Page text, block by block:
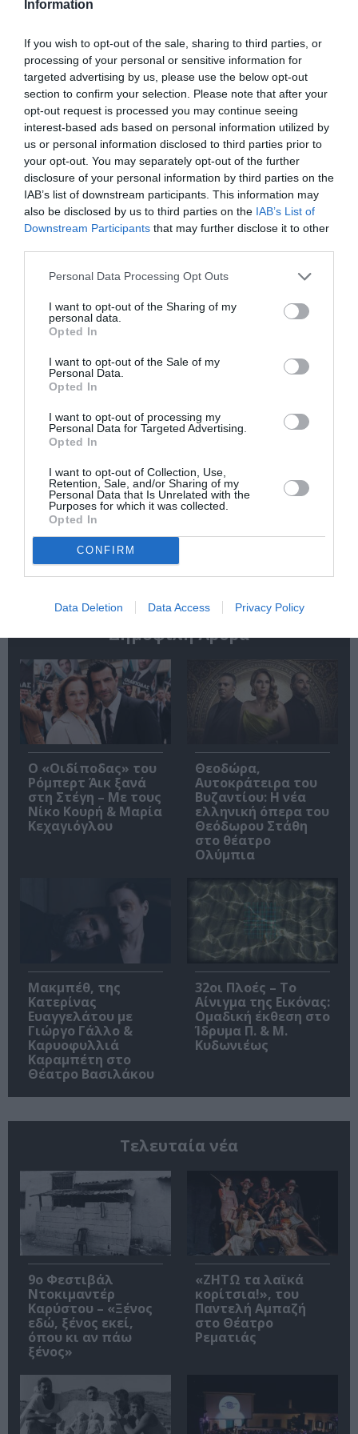
Information
If you wish to opt-out of the sale, sharing to third parties, or
processing of your personal or sensitive information for
targeted advertising by us, please use the below opt-out
section to confirm your selection. Please note that after your
opt-out request is processed you may continue seeing
interest-based ads based on personal information utilized by
us or personal information disclosed to third parties prior to
your opt-out. You may separately opt-out of the further
disclosure of your personal information by third parties on the
IAB’s list of downstream participants. This information may
also be disclosed by us to third parties on the IAB’s List of
Downstream Participants that may further disclose it to other
Personal Data Processing Opt Outs
I want to opt-out of the Sharing of my
personal data.
Opted In
I want to opt-out of the Sale of my
Personal Data.
Opted In
I want to opt-out of processing my
Personal Data for Targeted Advertising.
Opted In
I want to opt-out of Collection, Use,
Retention, Sale, and/or Sharing of my
Personal Data that Is Unrelated with the
Purposes for which it was collected.
Opted In
CONFIRM
Data Deletion Data Access Privacy Policy
Σχετικά Άρθρα
παιχνίδι της χαράς,
της Κάρμεν
Ρουγγέρη στο 55ο
Φεστιβάλ Ολύμπου
2026
Cinema – Αύγουστος
2026
O κύριος Βρομύλος,
Ουάλιαμς σε
σκηνοθεσία
Δημήτρη Δεγαΐτη
στο 12ο Διεθνές
Φεστιβάλ Άνδρου
Ζωρζ Σαρή σε
σκηνοθεσία
Αθανασίας
Κινηματογράφο
Δημοφιλή Άρθρα
O «Οιδίποδας» του
Ρόμπερτ Άικ ξανά
στη Στέγη – Με τους
Νίκο Κουρή & Μαρία
Κεχαγιόγλου
Θεοδώρα,
Αυτοκράτειρα του
Βυζαντίου: Η νέα
ελληνική όπερα του
Θεόδωρου Στάθη
στο θέατρο
Ολύμπια
Μακμπέθ, της
Κατερίνας
Ευαγγελάτου με
Γιώργο Γάλλο &
Καρυοφυλλιά
Καραμπέτη στο
Θέατρο Βασιλάκου
32οι Πλοές – Το
Αίνιγμα της Εικόνας:
Ομαδική έκθεση στο
Ίδρυμα Π. & Μ.
Κυδωνιέως
Τελευταία νέα
9ο Φεστιβάλ
Ντοκιμαντέρ
Καρύστου – «Ξένος
εδώ, ξένος εκεί,
όπου κι αν πάω
ξένος»
«ΖΗΤΩ τα λαϊκά
κορίτσια!», του
Παντελή Αμπαζή
στο Θέατρο
Ρεματιάς